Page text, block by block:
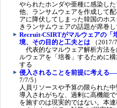
やられたホンダや亜種に感染し
他、ランサムウェアを作成して
アに降伏してしまった韓国のホ
きランサムウェアの話題が席巻し
Recruit-CSIRTがマルウェアの「
境、その目的と工夫とは （2017/
代表的なマルウェア解析方法
ルウェアを「培養」するために
する
侵入されることを前提に考える
7/7/5）
人員リソースや予算の限られた
導入されがちな、過剰に高機能
を施すのは現実的ではない。本